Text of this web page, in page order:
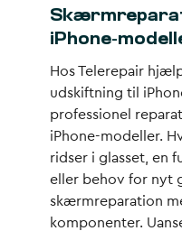
iPhone-
Hos Telerepair
udskiftning til
professionel
iPhone-modeller.
ridser i glasset, en
eller behov for nyt
skærmreparation
komponenter.